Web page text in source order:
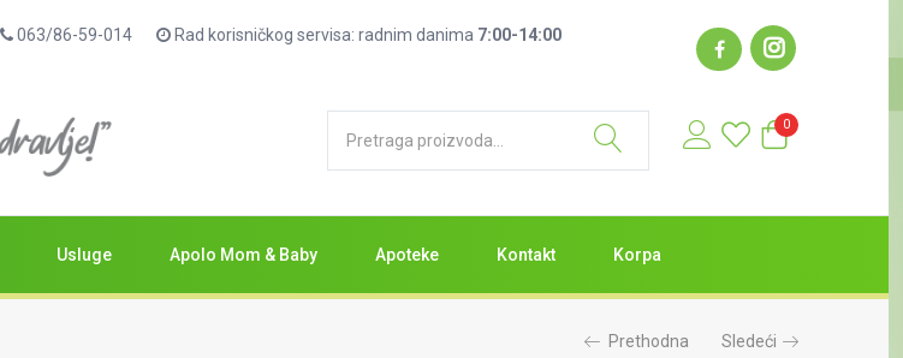
063/86-59-014 Rad korisničkog servisa: radnim danima 7:00-14:00
0
Usluge Apolo Mom & Baby Apoteke Kontakt Korpa
Prethodna Sledeći